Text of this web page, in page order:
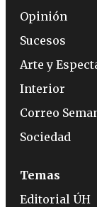
Opinión
Sucesos
Arte y
Interior
Correo
Sociedad
Temas
Editorial ÚH